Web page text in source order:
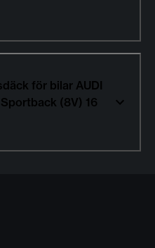
för bilar AUDI
(8V) 16